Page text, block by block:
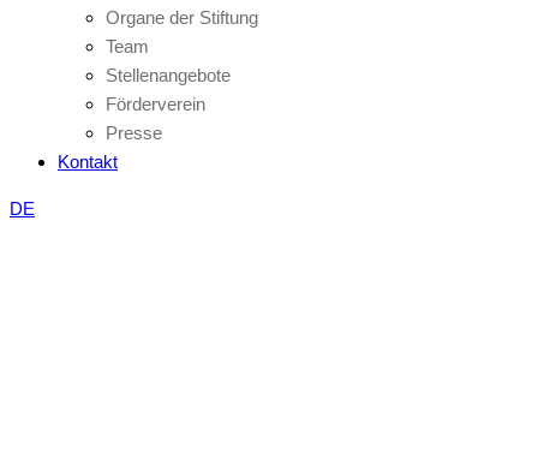
Organe der Stiftung
Team
Stellenangebote
Förderverein
Presse
Kontakt
DE